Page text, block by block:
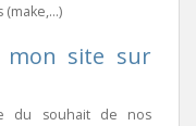
(make,…)
mon site sur
du souhait de nos